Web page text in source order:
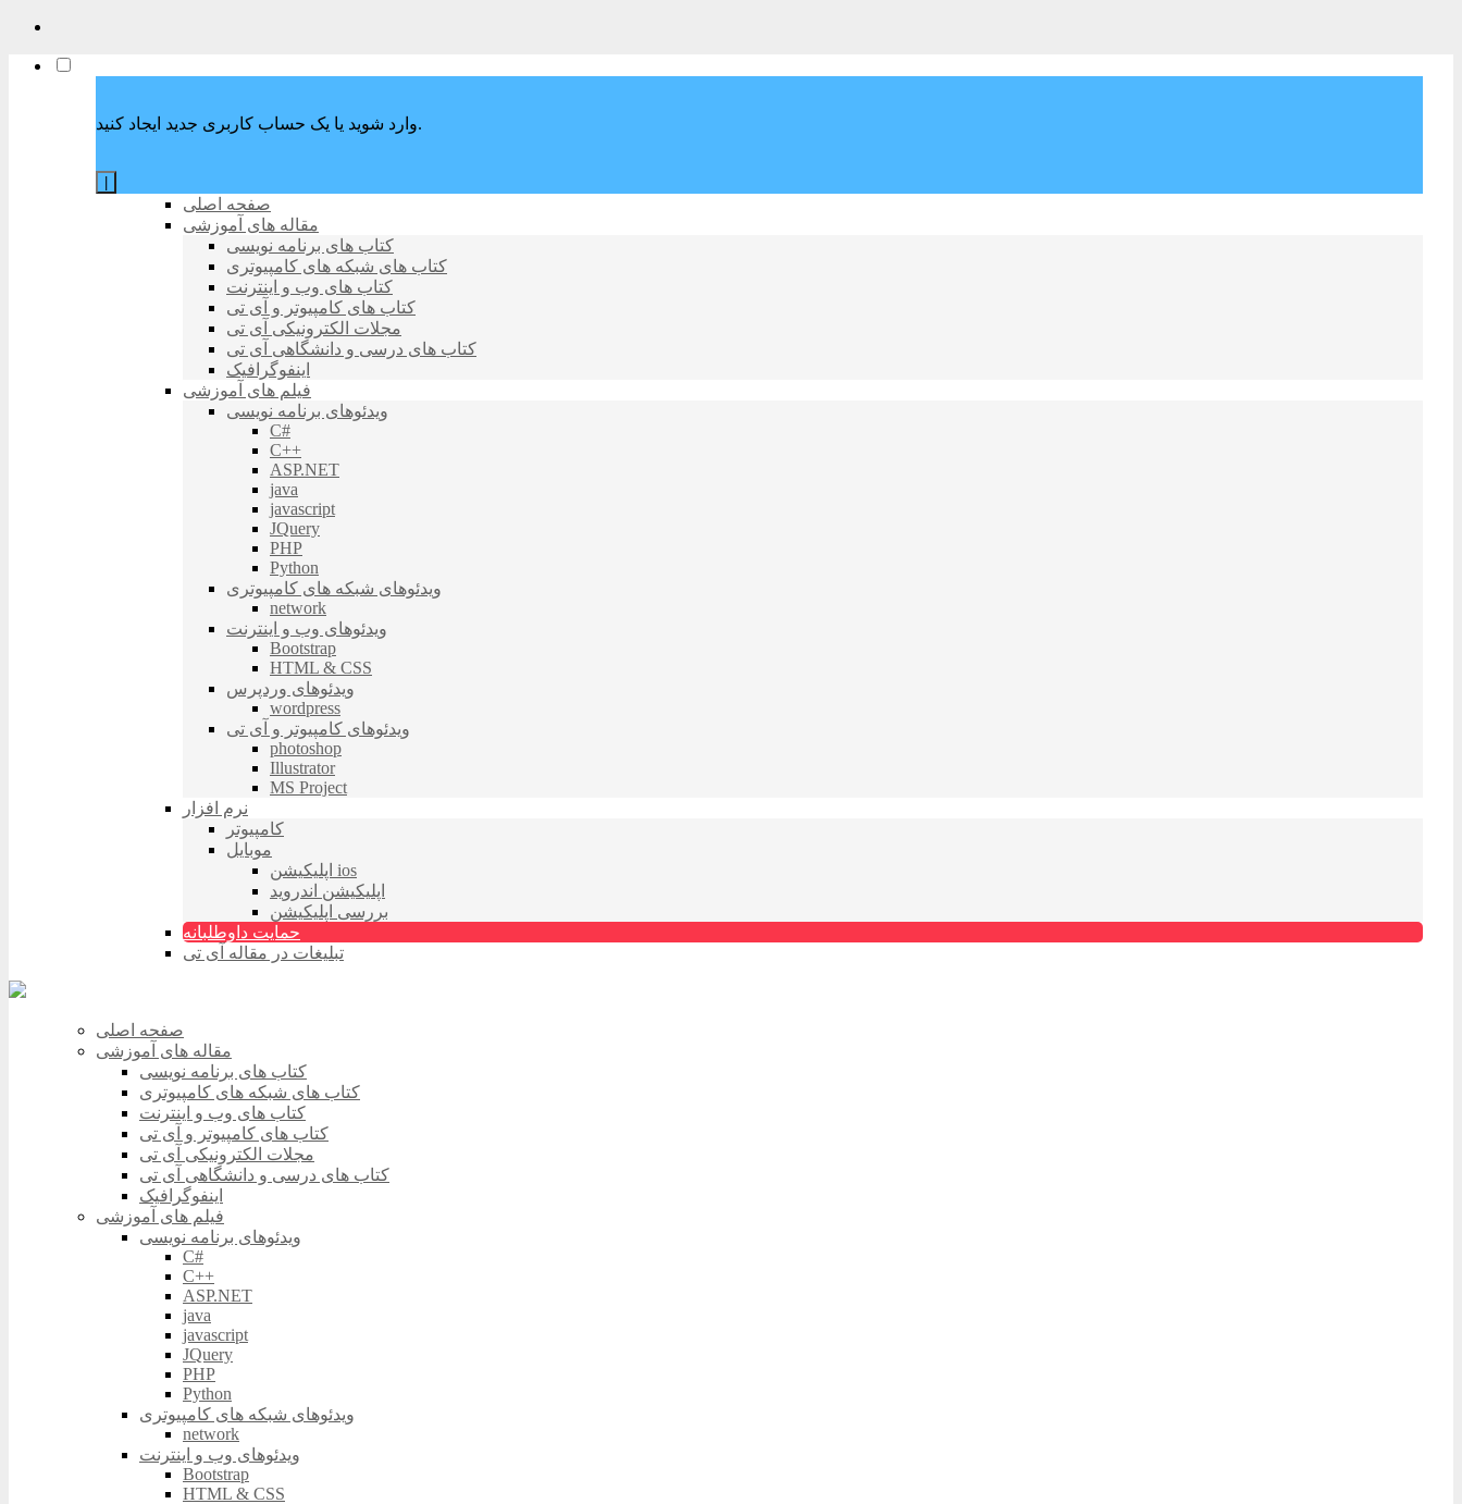
وارد شوید یا یک حساب کاربری جدید ایجاد کنید.
صفحه اصلی
مقاله های آموزشی
کتاب های برنامه نویسی
کتاب های شبکه های کامپیوتری
کتاب های وب و اینترنت
کتاب های کامپیوتر و آی تی
مجلات الکترونیکی آی تی
کتاب های درسی و دانشگاهی آی تی
اینفوگرافیک
فیلم های آموزشی
ویدئوهای برنامه نویسی
C#
C++
ASP.NET
java
javascript
JQuery
PHP
Python
ویدئوهای شبکه های کامپیوتری
network
ویدئوهای وب و اینترنت
Bootstrap
HTML & CSS
ویدئوهای وردپرس
wordpress
ویدئوهای کامپیوتر و آی تی
photoshop
Illustrator
MS Project
نرم افزار
کامپیوتر
موبایل
اپلیکیشن ios
اپلیکیشن اندروید
بررسی اپلیکیشن
حمایت داوطلبانه
تبلیغات در مقاله آی تی
صفحه اصلی
مقاله های آموزشی
کتاب های برنامه نویسی
کتاب های شبکه های کامپیوتری
کتاب های وب و اینترنت
کتاب های کامپیوتر و آی تی
مجلات الکترونیکی آی تی
کتاب های درسی و دانشگاهی آی تی
اینفوگرافیک
فیلم های آموزشی
ویدئوهای برنامه نویسی
C#
C++
ASP.NET
java
javascript
JQuery
PHP
Python
ویدئوهای شبکه های کامپیوتری
network
ویدئوهای وب و اینترنت
Bootstrap
HTML & CSS